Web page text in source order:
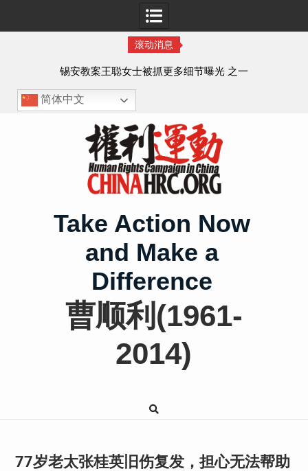
滚动消息
王聪女士被抓更多细节曝光 之一
王藏：颠倒黑白，推
简体中文
Take Action Now
and Make a
Difference
曹顺利(1961-
2014)
77岁老太张桂英旧伤复发，担心无法帮助